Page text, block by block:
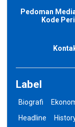
Pedoman
Kode
Label
Biografi
Headline